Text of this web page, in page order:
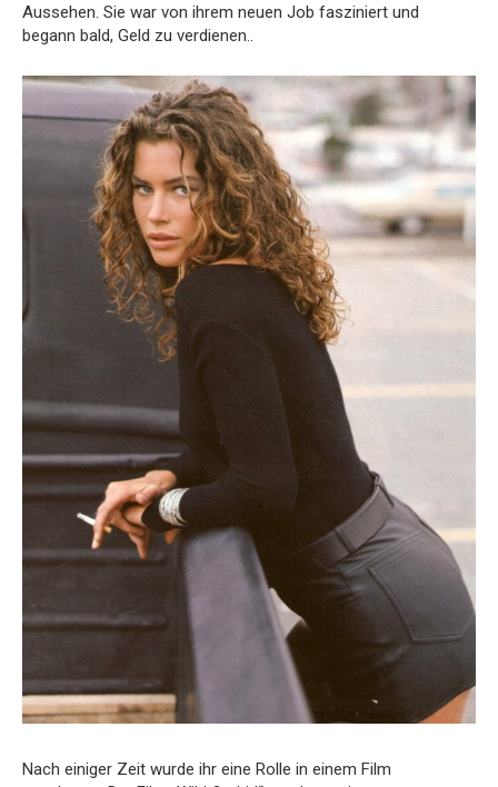
Aussehen. Sie war von ihrem neuen Job fasziniert und
begann bald, Geld zu verdienen..
Nach einiger Zeit wurde ihr eine Rolle in einem Film